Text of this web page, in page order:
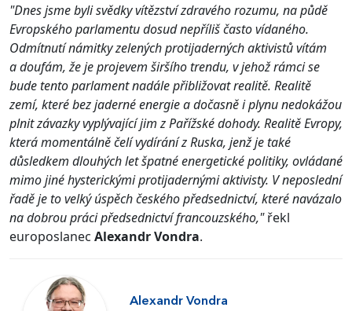
"Dnes jsme byli svědky vítězství zdravého rozumu, na půdě
Evropského parlamentu dosud nepříliš často vídaného.
Odmítnutí námitky zelených protijaderných aktivistů vítám
a doufám, že je projevem širšího trendu, v jehož rámci se
bude tento parlament nadále přibližovat realitě. Realitě
zemí, které bez jaderné energie a dočasně i plynu nedokážou
plnit závazky vyplývající jim z Pařížské dohody. Realitě Evropy,
která momentálně čelí vydírání z Ruska, jenž je také
důsledkem dlouhých let špatné energetické politiky, ovládané
mimo jiné hysterickými protijadernými aktivisty. V neposlední
řadě je to velký úspěch českého předsednictví, které navázalo
na dobrou práci předsednictví francouzského,"řekl
europoslanec Alexandr Vondra.
Alexandr Vondra